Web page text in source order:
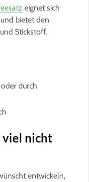
eignet sich
bietet den
Stickstoff.
durch
viel nicht
entwickeln,